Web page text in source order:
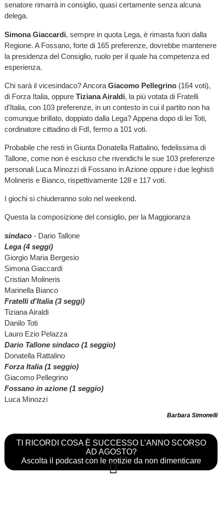
senatore rimarrà in consiglio, quasi certamente senza alcuna
delega.
Simona Giaccardi, sempre in quota Lega, è rimasta fuori dalla
Regione. A Fossano, forte di 165 preferenze, dovrebbe mantenere
la presidenza del Consiglio, ruolo per il quale ha competenza ed
esperienza.
Chi sarà il vicesindaco? Ancora Giacomo Pellegrino(164 voti),
di Forza Italia, oppure Tiziana Airaldi, la più votata di Fratelli
d'Italia, con 103 preferenze, in un contesto in cui il partito non ha
comunque brillato, doppiato dalla Lega? Appena dopo di lei Toti,
cordinatore cittadino di FdI, fermo a 101 voti.
Probabile che resti in Giunta Donatella Rattalino, fedelissima di
Tallone, come non è escluso che rivendichi le sue 103 preferenze
personali Luca Minozzi di Fossano in Azione oppure i due leghisti
Molineris e Bianco, rispettivamente 128 e 117 voti.
I giochi si chiuderanno solo nel weekend.
Questa la composizione del consiglio, per la Maggioranza
sindaco- Dario Tallone
Lega (4 seggi)
Giorgio Maria Bergesio
Simona Giaccardi
Cristian Molineris
Marinella Bianco
Fratelli d'Italia (3 seggi)
Tiziana Airaldi
Danilo Toti
Lauro Ezio Pelazza
Dario Tallone sindaco (1 seggio)
Donatella Rattalino
Forza Italia (1 seggio)
Giacomo Pellegrino
Fossano in azione (1 seggio)
Luca Minozzi
Barbara Simonelli
TI RICORDI COSA È SUCCESSO L’ANNO SCORSO
AD AGOSTO?
Ascolta il podcast con le notizie da non dimenticare